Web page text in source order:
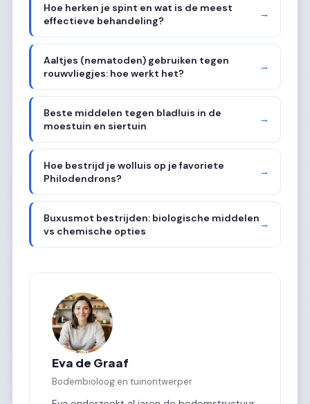
Hoe herken je spint en wat is de meest
effectieve behandeling?
→
Aaltjes (nematoden) gebruiken tegen
rouwvliegjes: hoe werkt het?
→
Beste middelen tegen bladluis in de
moestuin en siertuin
→
Hoe bestrijd je wolluis op je favoriete
Philodendrons?
→
Buxusmot bestrijden: biologische middelen
vs chemische opties
→
Eva de Graaf
Bodembioloog en tuinontwerper